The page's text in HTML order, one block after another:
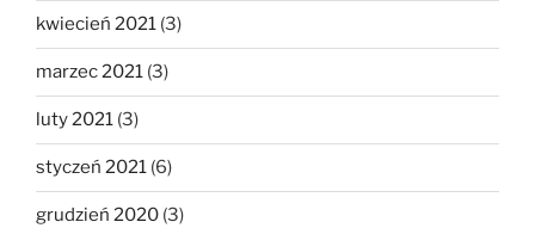
kwiecień 2021 (3)
marzec 2021 (3)
luty 2021 (3)
styczeń 2021 (6)
grudzień 2020 (3)